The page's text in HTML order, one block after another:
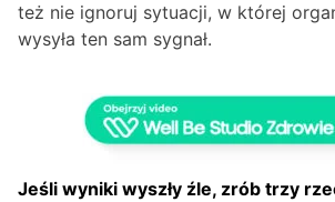
też nie ignoruj sytuacji, w której
wysyła ten sam sygnał.
Jeśli wyniki wyszły źle, zrób trzy